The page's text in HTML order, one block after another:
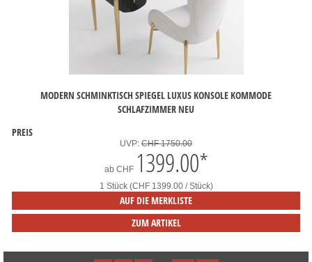
MODERN SCHMINKTISCH SPIEGEL LUXUS KONSOLE KOMMODE
SCHLAFZIMMER NEU
PREIS
UVP: CHF 1750.00
ab CHF 1399.00*
1 Stück (CHF 1399.00 / Stück)
AUF DIE MERKLISTE
ZUM ARTIKEL